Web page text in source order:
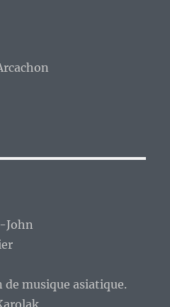
John
de musique asiatique.